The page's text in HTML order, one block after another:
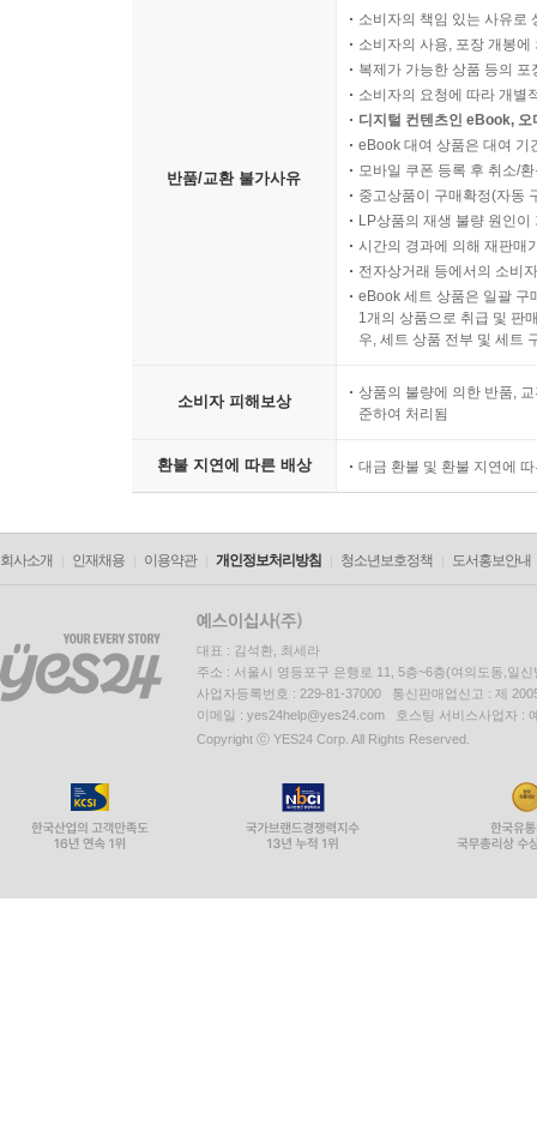
수 없는 것이었는지도 모른다는 견해도 있다.
“힐러리가 자유주의의 아이콘이 아닐 수도 있
못하고 있는 여자, 어린이, 노인을 위해 싸운
이제 ‘클린턴’이라는 이름은 세기의 추문을 일
실용주의 노선을 지켜내며 이번 세기에 커다란
반품/교환 불가사유
소비자의 책임 있는 사유로
소비자의 사용, 포장 개봉
복제가 가능한 상품 등의
소비자의 요청에 따라 개별
디지털 컨텐츠인 eBook,
eBook 대여 상품은 대여 기
모바일 쿠폰 등록 후 취소/
중고상품이 구매확정(자동
LP상품의 재생 불량 원인
시간의 경과에 의해 재판매
전자상거래 등에서의 소비
eBook 세트 상품은 일괄 구
1개의 상품으로 취급 및 판
우, 세트 상품 전부 및 세트
소비자 피해보상
상품의 불량에 의한 반품,
준하여 처리됨
환불 지연에 따른 배상 대금 환불 및 환불 지연에
회사소개 인재채용 이용약관 개인정보처리방침 청소년보호정책 도서홍보안내
대표 : 김석환, 최세라
주소 : 서울시 영등포구 은행로 11, 5층~6층(여의도동,일신
사업자등록번호 : 229-81-37000 통신판매업신고 : 제
이메일 : yes24help@yes24.com 호스팅 서비스사업자 :
Copyright ⓒ YES24 Corp. All Rights Reserved.